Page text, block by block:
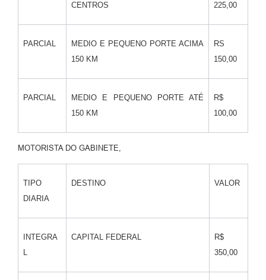
CENTROS
225,00
PARCIAL
MEDIO E PEQUENO PORTE ACIMA
150 KM
RS
150,00
PARCIAL
MEDIO E PEQUENO PORTE ATÉ
150 KM
R$
100,00
MOTORISTA DO GABINETE,
TIPO
DIARIA
DESTINO VALOR
INTEGRA
CAPITAL FEDERAL
R$
350,00